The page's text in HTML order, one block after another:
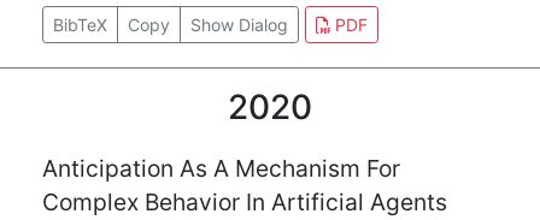
BibTeX Copy Show Dialog PDF
2020
Anticipation As A Mechanism For
Complex Behavior In Artificial Agents